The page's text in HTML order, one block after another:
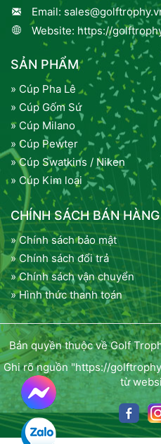
Email:
Website: https://
SẢN PHẨM
» Cúp Pha Lê
» Cúp Gốm Sứ
» Cúp Milano
» Cúp Pewter
» Cúp Swatkins / Niken
» Cúp Kim loại
CHÍNH SÁCH BÁN HÀNG
» Chính sách bảo mật
» Chính sách đổi trả
» Chính sách vận chuyển
» Hình thức thanh toán
Bản quyền thuộc về Golf
Ghi rõ nguồn "https://
từ